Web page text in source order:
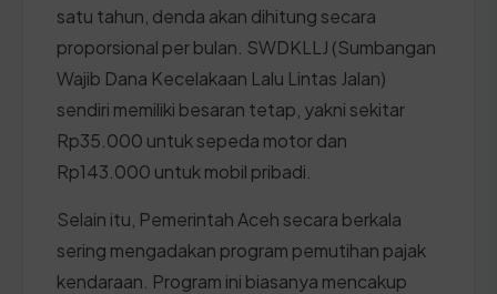
satu tahun, denda akan dihitung secara
proporsional per bulan. SWDKLLJ (Sumbangan
Wajib Dana Kecelakaan Lalu Lintas Jalan)
sendiri memiliki besaran tetap, yakni sekitar
Rp35.000 untuk sepeda motor dan
Rp143.000 untuk mobil pribadi.
Selain itu, Pemerintah Aceh secara berkala
sering mengadakan program pemutihan pajak
kendaraan. Program ini biasanya mencakup